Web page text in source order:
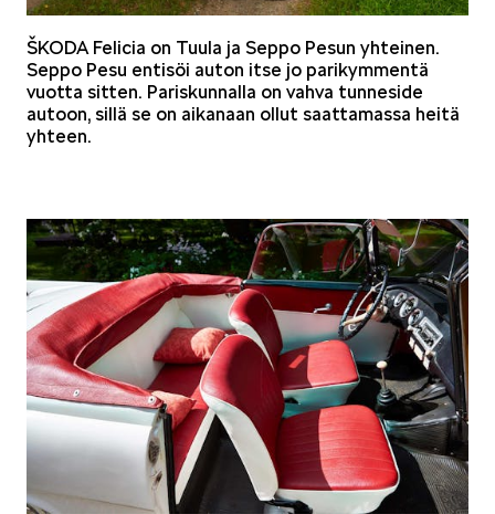
VASTUULLISUUS
ŠKODA 130 VUOTTA
ŠKODA Felicia on Tuula ja Seppo Pesun yhteinen.
Seppo Pesu entisöi auton itse jo parikymmentä
vuotta sitten. Pariskunnalla on vahva tunneside
autoon, sillä se on aikanaan ollut saattamassa heitä
yhteen.